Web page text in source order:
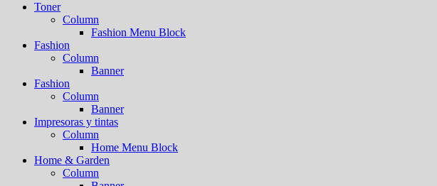
Toner
Column
Fashion Menu Block
Fashion
Column
Banner
Fashion
Column
Banner
Impresoras y tintas
Column
Home Menu Block
Home & Garden
Column